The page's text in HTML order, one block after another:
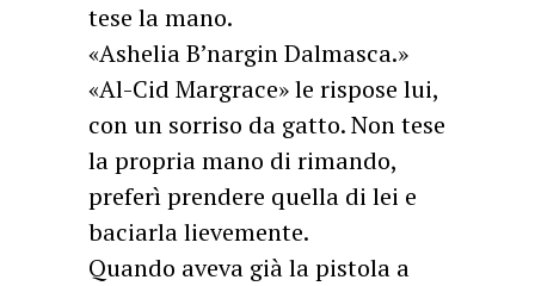
tese la mano.
«Ashelia B’nargin Dalmasca.»
«Al-Cid Margrace» le rispose lui,
con un sorriso da gatto. Non tese
la propria mano di rimando,
preferì prendere quella di lei e
baciarla lievemente.
Quando aveva già la pistola a